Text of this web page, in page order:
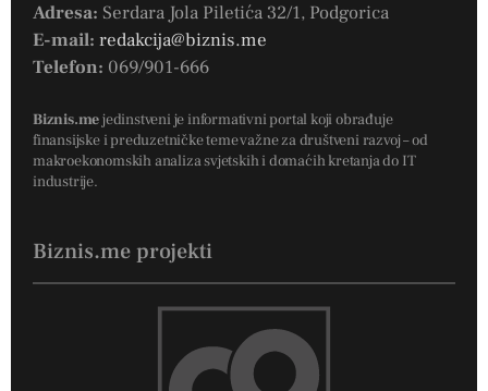
Adresa: Serdara Jola Piletića 32/1, Podgorica
E-mail: redakcija@biznis.me
Telefon: 069/901-666
Biznis.mejedinstveni je informativni portal koji obrađuje
finansijske i preduzetničke teme važne za društveni razvoj – od
makroekonomskih analiza svjetskih i domaćih kretanja do IT
industrije.
Biznis.me projekti